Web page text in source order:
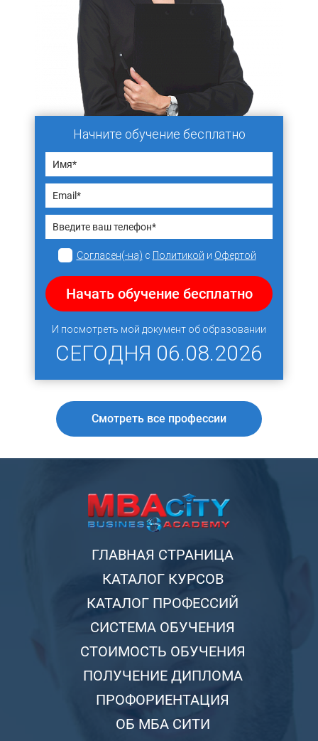
Начните обучение бесплатно
Согласен(-на) с Политикой и Офертой
Начать обучение бесплатно
И посмотреть мой документ об образовании
СЕГОДНЯ 06.08.2026
Смотреть все профессии
ГЛАВНАЯ СТРАНИЦА
КАТАЛОГ КУРСОВ
КАТАЛОГ ПРОФЕССИЙ
СИСТЕМА ОБУЧЕНИЯ
СТОИМОСТЬ ОБУЧЕНИЯ
ПОЛУЧЕНИЕ ДИПЛОМА
ПРОФОРИЕНТАЦИЯ
ОБ МБА СИТИ